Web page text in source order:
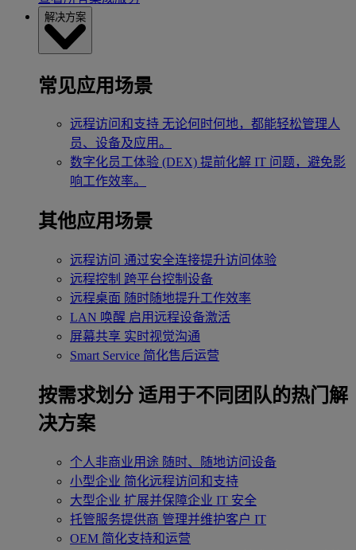
解决方案
常见应用场景
远程访问和支持 无论何时何地，都能轻松管理人
员、设备及应用。
数字化员工体验 (DEX) 提前化解 IT 问题，避免影
响工作效率。
其他应用场景
远程访问 通过安全连接提升访问体验
远程控制 跨平台控制设备
远程桌面 随时随地提升工作效率
LAN 唤醒 启用远程设备激活
屏幕共享 实时视觉沟通
Smart Service 简化售后运营
按需求划分 适用于不同团队的热门解
决方案
个人非商业用途 随时、随地访问设备
小型企业 简化远程访问和支持
大型企业 扩展并保障企业 IT 安全
托管服务提供商 管理并维护客户 IT
OEM 简化支持和运营